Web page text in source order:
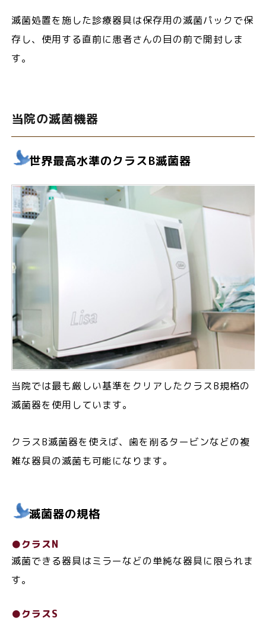
滅菌処置を施した診療器具は保存用の滅菌パックで保
存し、使用する直前に患者さんの目の前で開封しま
す。
当院の滅菌機器
世界最高水準のクラスB滅菌器
当院では最も厳しい基準をクリアしたクラスB規格の
滅菌器を使用しています。
クラスB滅菌器を使えば、歯を削るタービンなどの複
雑な器具の滅菌も可能になります。
滅菌器の規格
●クラスN
滅菌できる器具はミラーなどの単純な器具に限られま
す。
●クラスS